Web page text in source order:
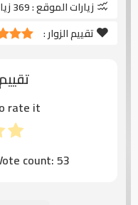
زيارات الموقع :369 زيارات
تقييم الزوار :
rate it!
count:53